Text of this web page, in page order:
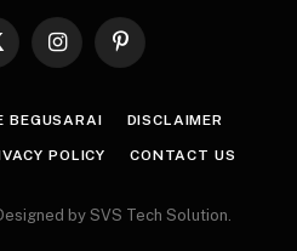
InstagramPinterest
BEGUSARAI DISCLAIMER
POLICY CONTACT US
by SVS Tech Solution.